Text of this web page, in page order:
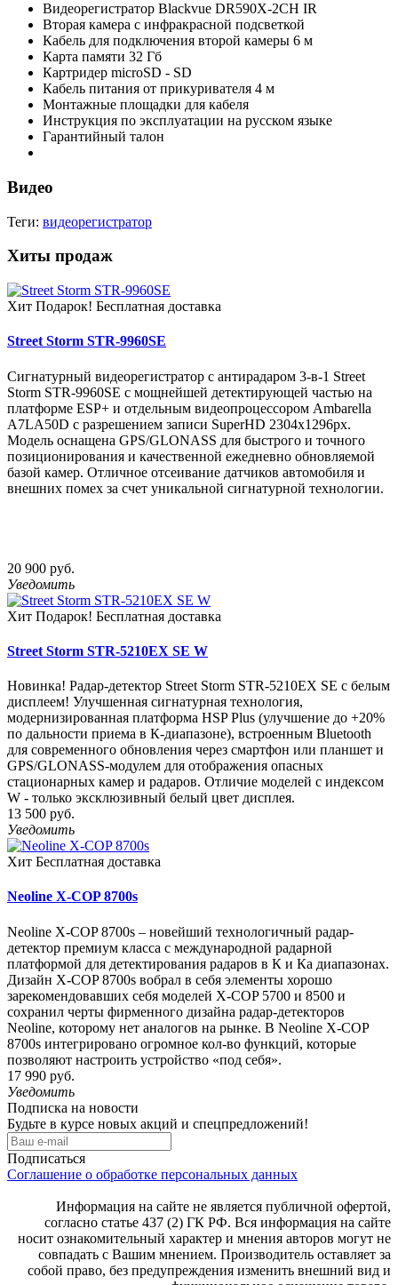
Видеорегистратор Blackvue DR590X-2CH IR
Вторая камера с инфракрасной подсветкой
Кабель для подключения второй камеры 6 м
Карта памяти 32 Гб
Картридер microSD - SD
Кабель питания от прикуривателя 4 м
Монтажные площадки для кабеля
Инструкция по эксплуатации на русском языке
Гарантийный талон
Видео
Теги: видеорегистратор
Хиты продаж
Хит Подарок! Бесплатная доставка
Street Storm STR-9960SE
Сигнатурный видеорегистратор с антирадаром 3-в-1 Street
Storm STR-9960SE с мощнейшей детектирующей частью на
платформе ESP+ и отдельным видеопроцессором Ambarella
A7LA50D c разрешением записи SuperHD 2304х1296px.
Модель оснащена GPS/GLONASS для быстрого и точного
позиционирования и качественной ежедневно обновляемой
базой камер. Отличное отсеивание датчиков автомобиля и
внешних помех за счет уникальной сигнатурной технологии.
20 900 руб.
Уведомить
Хит Подарок! Бесплатная доставка
Street Storm STR-5210EX SE W
Новинка! Радар-детектор Street Storm STR-5210EX SE с белым
дисплеем! Улучшенная сигнатурная технология,
модернизированная платформа HSP Plus (улучшение до +20%
по дальности приема в К-диапазоне), встроенным Bluetooth
для современного обновления через смартфон или планшет и
GPS/GLONASS-модулем для отображения опасных
стационарных камер и радаров. Отличие моделей с индексом
W - только эксклюзивный белый цвет дисплея.
13 500 руб.
Уведомить
Хит Бесплатная доставка
Neoline X-COP 8700s
Neoline X-COP 8700s – новейший технологичный радар-
детектор премиум класса с международной радарной
платформой для детектирования радаров в К и Ка диапазонах.
Дизайн X-COP 8700s вобрал в себя элементы хорошо
зарекомендовавших себя моделей X-COP 5700 и 8500 и
сохранил черты фирменного дизайна радар-детекторов
Neoline, которому нет аналогов на рынке. В Neoline X-COP
8700s интегрировано огромное кол-во функций, которые
позволяют настроить устройство «под себя».
17 990 руб.
Уведомить
Подписка на новости
Будьте в курсе новых акций и спецпредложений!
Подписаться
Соглашение о обработке персональных данных
Информация на сайте не является публичной офертой,
согласно статье 437 (2) ГК РФ. Вся информация на сайте
носит ознакомительный характер и мнения авторов могут не
совпадать с Вашим мнением. Производитель оставляет за
собой право, без предупреждения изменить внешний вид и